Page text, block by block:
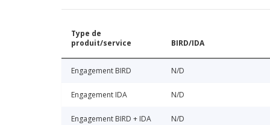
Type de
produit/service
BIRD/IDA
Engagement BIRD N/D
Engagement IDA N/D
Engagement BIRD + IDA N/D